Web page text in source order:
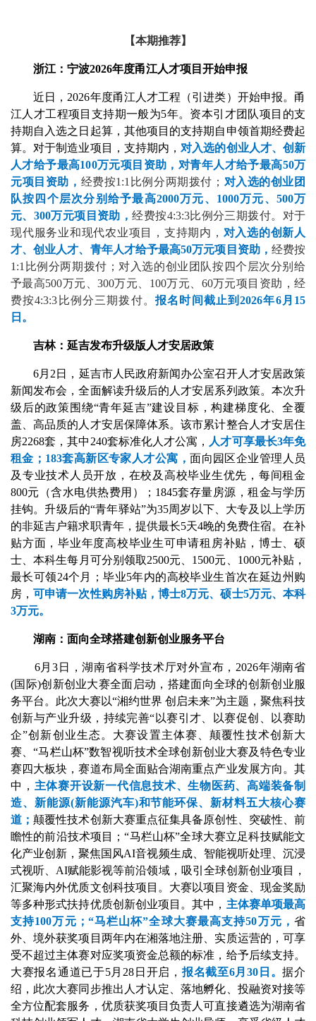
【本期推荐】
浙江：宁波2026年度甬江人才项目开始申报
近日，2026年度甬江人才工程（引进类）开始申报。甬
江人才工程项目支持期一般为5年。资本引才团队项目的支
持期自入选之日起算，其他项目的支持期自申领首期经费起
算。对于制造业项目，支持期内， 对入选的创业人才、创新
人才给予最高100万元项目资助，对青年人才给予最高50万
元项目资助， 经费按1:1比例分两期拨付； 对入选的创业团
队按四个层次分别给予最高2000万元、1000万元、500万
元、300万元项目资助，经费按4:3:3比例分三期拨付。对于
现代服务业和现代农业项目，支持期内， 对入选的创新人
才、创业人才、青年人才给予最高50万元项目资助， 经费按
1:1比例分两期拨付；对入选的创业团队按四个层次分别给
予最高500万元、300万元、100万元、60万元项目资助，经
费按4:3:3比例分三期拨付。 报名时间截止到2026年6月15
日。
吉林：延吉发布升级版人才安居政策
6月2日，延吉市人民政府新闻办公室召开人才安居政策
新闻发布会，全面解读升级后的人才安居系列政策。本次升
级后的政策围绕“青年延吉”建设目标，构建梯度化、全覆
盖、高品质的人才安居保障体系。该市累计整合人才安居住
房2268套，其中240套标准化人才公寓， 人才可享最长3年免
租金；183套高新区专家人才公寓，面向园区企业管理人员
及专业技术人员开放，在校及高校毕业生优先，每间租金
800元（含水电供热费用）；1845套存量房源，租金与学历
挂钩。升级后的“青年驿站”为35周岁以下、大专及以上学历
的非延吉户籍求职青年，提供最长5天4晚的免费住宿。在补
贴方面，毕业年度高校毕业生可申请租房补贴，博士、硕
士、本科生每月可分别领取2500元、1500元、1000元补贴，
最长可领24个月；毕业5年内的高校毕业生首次在延边州购
房，可申请一次性购房补贴，博士8万元、硕士5万元、本科
3万元。
湖南：面向全球搭建创新创业服务平台
6月3日，湖南省科学技术厅对外宣布，2026年湖南省
(国际)创新创业大赛全面启动，搭建面向全球的创新创业服
务平台。此次大赛以“湘约世界 创启未来”为主题，聚焦科技
创新与产业升级，持续完善“以赛引才、以赛促创、以赛助
企”创新创业生态。大赛设置主体赛、颠覆性技术创新大
赛、“马栏山杯”数智视听技术全球创新创业大赛及特色专业
赛四大板块，赛道布局全面贴合湖南重点产业发展方向。其
中， 主体赛开设新一代信息技术、生物医药、高端装备制
造、新能源(新能源汽车)和节能环保、新材料五大核心赛
道；颠覆性技术创新大赛重点征集具备原创性、突破性、前
瞻性的前沿技术项目；“马栏山杯”全球大赛立足科技赋能文
化产业创新，聚焦国风AI音视频生成、智能视听处理、沉浸
式视听、AI赋能影视等前沿领域，吸引全球创新创业项目，
汇聚海内外优质文创科技项目。大赛以项目资金、现金奖励
等多种形式扶持优质创新创业项目。其中， 主体赛单项最高
支持100万元；“马栏山杯”全球大赛最高支持50万元， 省
外、境外获奖项目两年内在湘落地注册、实质运营的，可享
受不超过主体赛对应奖项资金总额的标准，给予后续支持。
大赛报名通道已于5月28日开启， 报名截至6月30日。据介
绍，此次大赛同步推出人才认定、落地孵化、投融资对接等
全方位配套服务，优质获奖项目负责人可直接遴选为湖南省